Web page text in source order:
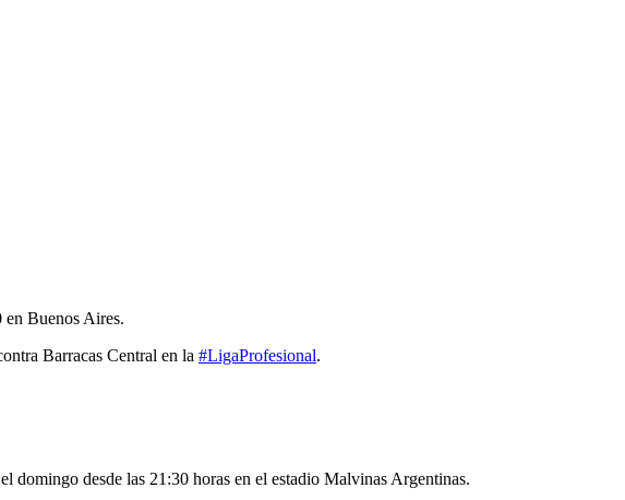
Buenos Aires.
Barracas Central en la #LigaProfesional.
domingo desde las 21:30 horas en el estadio Malvinas Argentinas.